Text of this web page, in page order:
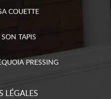
COUETTE
TAPIS
PRESSING
LÉGALES